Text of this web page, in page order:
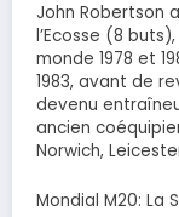
John Robertson
l’Ecosse (8
monde 1978 et
1983, avant de
devenu
ancien
Norwich,
Mondial M20: La